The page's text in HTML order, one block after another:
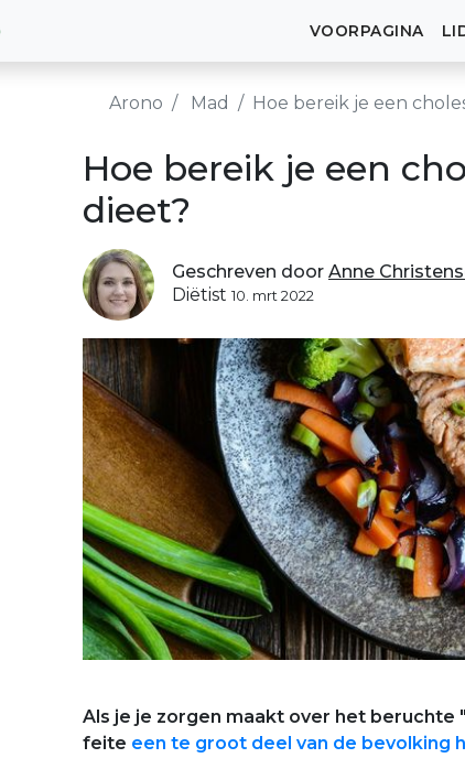
VOORPAGINA
Arono Mad Hoe bereik je een
Hoe bereik je een
dieet?
Geschreven door Anne
Diëtist 10. mrt 2022
Als je je zorgen maakt over het
feite een te groot deel van de bevolking